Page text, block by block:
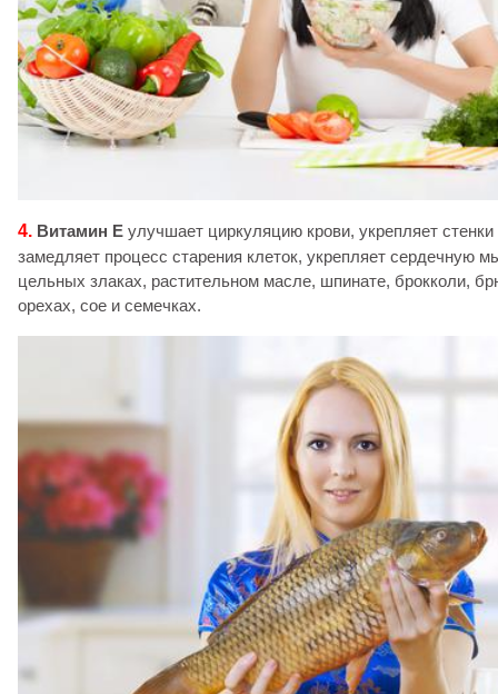
4. Витамин Е улучшает циркуляцию крови, укрепляет
замедляет процесс старения клеток, укрепляет сердечную
цельных злаках, растительном масле, шпинате, брокколи,
орехах, сое и семечках.